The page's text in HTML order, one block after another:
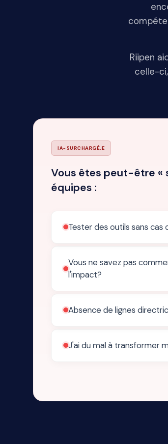
Riipen
celle-
IA-SURCHARGÉ.E
Vous êtes peut-être «
équipes :
Tester des outils sans cas
Vous ne savez pas
l'impact?
Absence de lignes
J'ai du mal à transformer